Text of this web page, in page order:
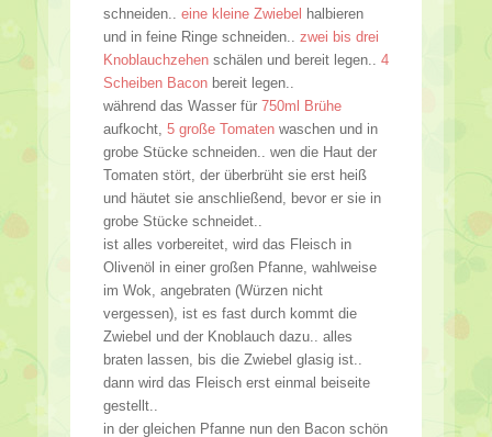
schneiden.. eine kleine Zwiebel halbieren
und in feine Ringe schneiden..
zwei bis drei
Knoblauchzehen schälen und bereit legen.. 4
Scheiben Bacon bereit legen..
während das Wasser für 750ml Brühe
aufkocht, 5 große Tomaten waschen und in
grobe Stücke schneiden.. wen die Haut der
Tomaten stört, der überbrüht sie erst heiß
und häutet sie anschließend, bevor er sie in
grobe Stücke schneidet..
ist alles vorbereitet, wird das Fleisch in
Olivenöl in einer großen Pfanne, wahlweise
im Wok, angebraten (Würzen nicht
vergessen), ist es fast durch kommt die
Zwiebel und der Knoblauch dazu.. alles
braten lassen, bis die Zwiebel glasig ist..
dann wird das Fleisch erst einmal beiseite
gestellt..
in der gleichen Pfanne nun den Bacon schön